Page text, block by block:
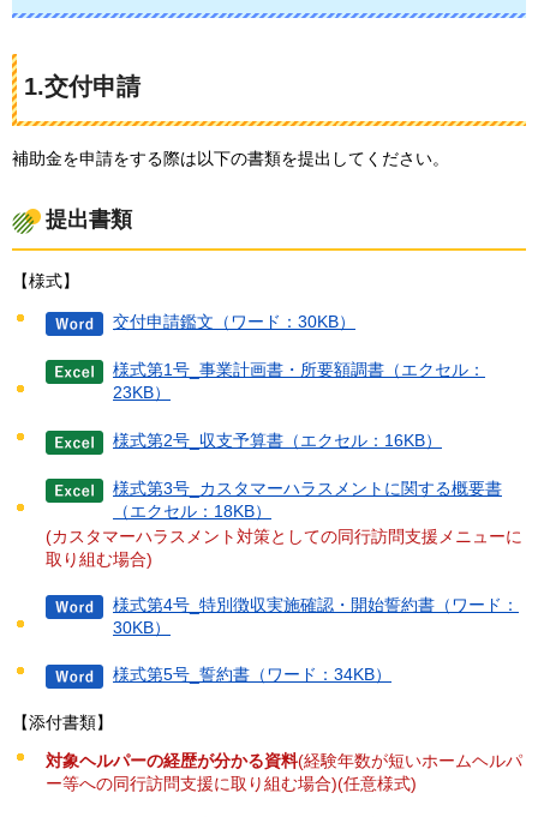
1.交付申請
補助金を申請をする際は以下の書類を提出してください。
提出書類
【様式】
交付申請鑑文（ワード：30KB）
様式第1号_事業計画書・所要額調書（エクセル：
23KB）
様式第2号_収支予算書（エクセル：16KB）
様式第3号_カスタマーハラスメントに関する概要書
（エクセル：18KB）
(カスタマーハラスメント対策としての同行訪問支援メニューに
取り組む場合)
様式第4号_特別徴収実施確認・開始誓約書（ワード：
30KB）
様式第5号_誓約書（ワード：34KB）
【添付書類】
対象ヘルパーの経歴が分かる資料(経験年数が短いホームヘルパ
ー等への同行訪問支援に取り組む場合)(任意様式)